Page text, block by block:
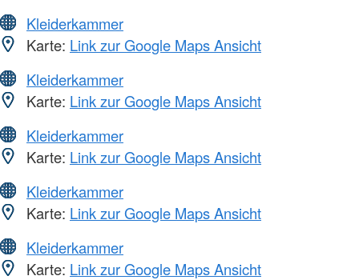
Kleiderkammer
Karte: Link zur Google Maps Ansicht
Kleiderkammer
Karte: Link zur Google Maps Ansicht
Kleiderkammer
Karte: Link zur Google Maps Ansicht
Kleiderkammer
Karte: Link zur Google Maps Ansicht
Kleiderkammer
Karte: Link zur Google Maps Ansicht